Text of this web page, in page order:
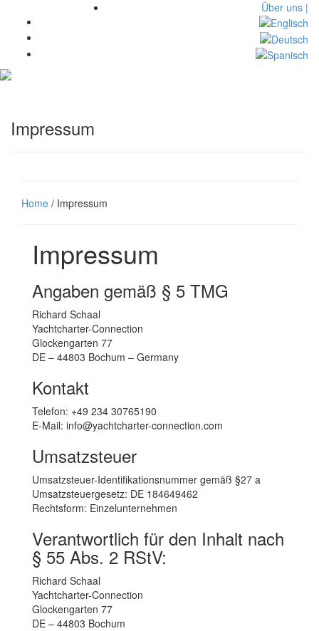
Über uns |
Impressum
Home / Impressum
Impressum
Angaben gemäß § 5 TMG
Richard Schaal
Yachtcharter-Connection
Glockengarten 77
DE – 44803 Bochum – Germany
Kontakt
Telefon: +49 234 30765190
E-Mail: info@yachtcharter-connection.com
Umsatzsteuer
Umsatzsteuer-Identifikationsnummer gemäß §27 a
Umsatzsteuergesetz: DE 184649462
Rechtsform: Einzelunternehmen
Verantwortlich für den Inhalt nach
§ 55 Abs. 2 RStV:
Richard Schaal
Yachtcharter-Connection
Glockengarten 77
DE – 44803 Bochum